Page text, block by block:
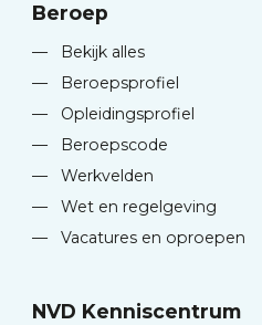
Beroep
—
Bekijk alles
—
Beroepsprofiel
—
Opleidingsprofiel
—
Beroepscode
—
Werkvelden
—
Wet en regelgeving
—
Vacatures en oproepen
NVD Kenniscentrum